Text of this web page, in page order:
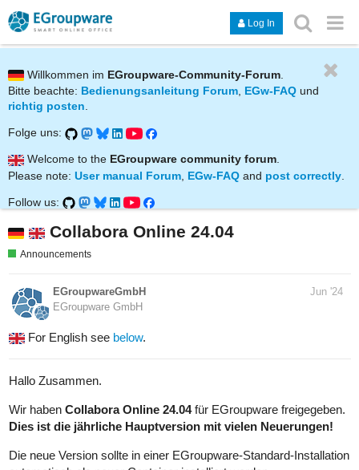
Log In
Willkommen im EGroupware-Community-Forum
Bitte beachte: Bedienungsanleitung Forum, EGw-FAQ und
richtig posten.
Folge uns:
Welcome to the EGroupware community forum.
Please note: User manual Forum EGw-FAQ and post correctly
Follow us:
Collabora Online 24.04
Announcements
EGroupwareGmbH
EGroupware GmbH
Jun '24
For English see below.
Hallo Zusammen.
Wir haben Collabora Online 24.04für EGroupware freigegeben.
Dies ist die jährliche Hauptversion mit vielen Neuerungen!
Die neue Version sollte in einer EGroupware-Standard-Installation